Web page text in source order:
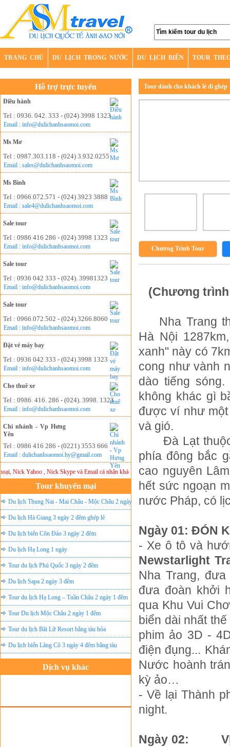
TRANG CHỦ DU LỊCH TRONG NƯỚC DU LỊCH BIỂN TOUR
Hỗ trợ trực tuyến
Điều hành
Tel : 0936. 042. 333 - (024) 3998 1323
Email : info@dulichanhsaomoi.com
Ms Mơ
Tel : 0987.303.118 - (024) 3.932.0255
Email : sales@dulichanhsaomoi.com
Ms Bình
Tel : 0966.072.571 - (024) 3923 3888
Email : sale4@dulichanhsaomoi.com
Sale tour
Tel : 0986 416 286 - (024) 3998 1323
Email : info@dulichanhsaomoi.com
Sale tour
Tel : 0936 042 333 - (024). 39981323
Email : info@dulichanhsaomoi.com
Sale tour
Tel : 0966.072.502 - (024).3266.8060
Email : info@dulichanhsaomoi.com
Đặt vé máy bay
Tel : 0936 042 333 - (024) 3998 1323
Email : info@dulichanhsaomoi.com
Cho thuê xe
Tel : 0986. 416. 286 - (024). 3998. 1323
Email : info@dulichanhsaomoi.com
Chi nhánh - Vp Hưng
Yên
Tel : 0986 416 286 - (0221) 3553 666
Email : dulichanhsaomoi.hy@gmail.com
Lưu ý: DU
Yahoo , Nick Skype và Email cá nhân khác ... Xin chân thành cảm ơn!
Tour khuyến mại
Du lịch Thung Nai - Mai Châu - Mộc Châu 2 ngày
ghép lẻ
Du lịch Hà Giang 3 ngày 2 đêm ghép lẻ
Du lịch biển Côn Đảo 3 ngày 2 đêm
Du lịch Hạ Long 1 ngày
Tour du lịch Phú Quốc 3 ngày 2 đêm
Du lịch Sapa 2 ngày 3 đêm
Tour du lịch Hạ Long – Tuần Châu 2 ngày 1 đêm
Tour Du lịch Mộc Châu 2 ngày 1 đêm
Tour du lịch Bãi Lữ Resort bằng tàu hỏa
Du lịch biển Lăng Cô 3 ngày 4 đêm bằng tàu
Dịch vụ khác
Tour dành cho khách lẻ đi ghép
Chương Trình Tour
(Chương
Nha Trang
Hà Nội
xanh" này có
cong như vành
dào tiếng
không khác gì
được ví như
và gió.
Ðà Lạt
phía đông bắc
cao nguyên
hết sức ngoạn
nước Pháp, có
Ngày 01:
- Xe ô tô và
Newstarlight
Nha Trang,
đưa đoàn khởi
qua Khu Vui
biển dài nhất
phim ảo 3D -
điện đụng...
Nước hoành
kỳ ảo…
- Về lại Thành
night.
Ngày